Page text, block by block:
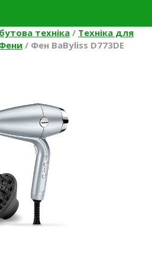
техніка / Техніка для
/ Фен BaByliss D773DE